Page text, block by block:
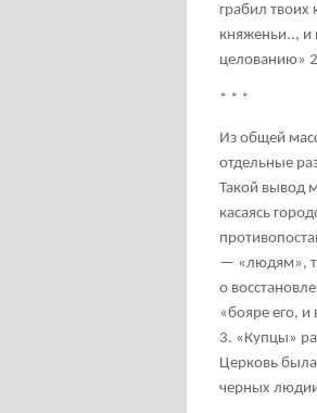
грабил твоих
княженьи.., и
целованию» 2
* * *
Из общей
отдельные
Такой вывод
касаясь
— «людям», т.
о
«бояре его,
3. «Купцы»
Церковь
черных